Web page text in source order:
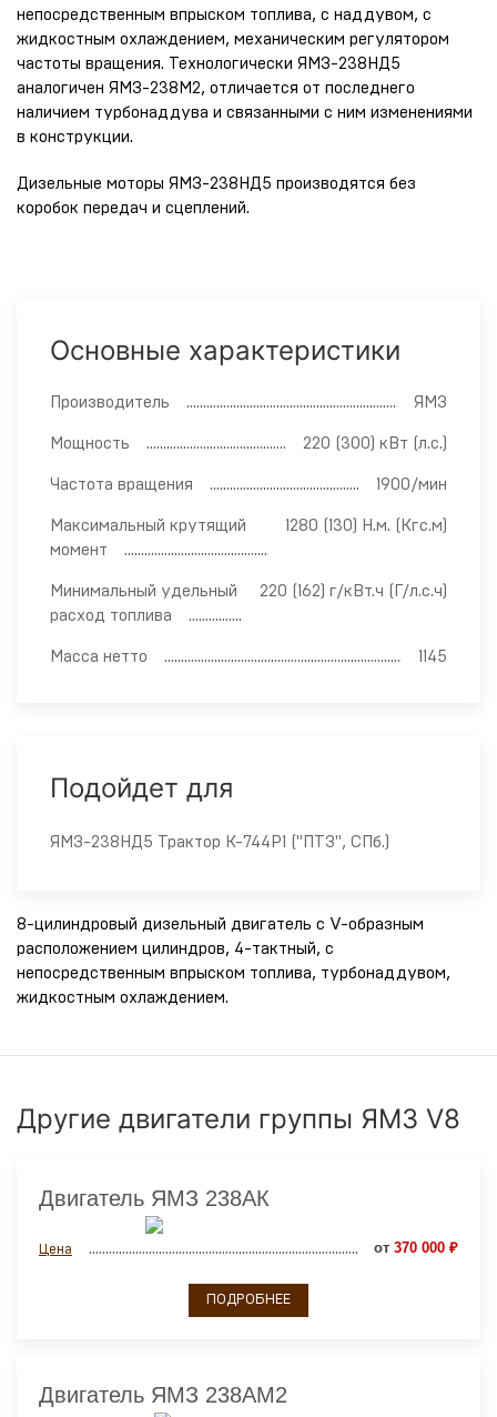
непосредственным впрыском топлива, с наддувом, с
жидкостным охлаждением, механическим регулятором
частоты вращения. Технологически ЯМЗ-238НД5
аналогичен ЯМЗ-238М2, отличается от последнего
наличием турбонаддува и связанными с ним изменениями
в конструкции.
Дизельные моторы ЯМЗ-238НД5 производятся без
коробок передач и сцеплений.
Основные характеристики
Производитель ЯМЗ
Мощность 220 (300) кВт (л.с.)
Частота вращения 1900/мин
Максимальный крутящий
момент
1280 (130) Н.м. (Кгс.м)
Минимальный удельный
расход топлива
220 (162) г/кВт.ч (Г/л.с.ч)
Масса нетто 1145
Подойдет для
ЯМЗ-238НД5 Трактор К-744Р1 ("ПТЗ", СПб.)
8-цилиндровый дизельный двигатель с V-образным
расположением цилиндров, 4-тактный, с
непосредственным впрыском топлива, турбонаддувом,
жидкостным охлаждением.
Другие двигатели группы ЯМЗ V8
Двигатель ЯМЗ 238АК
Цена от 370 000 ₽
ПОДРОБНЕЕ
Двигатель ЯМЗ 238АМ2